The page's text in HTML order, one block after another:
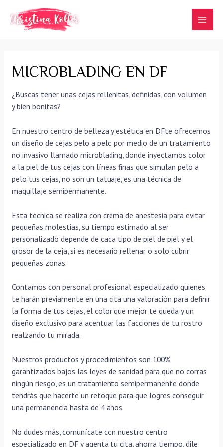
contenido
MICROBLADING EN DF
¿Buscas tener unas cejas rellenitas, definidas, con volumen
y bien bonitas?
En nuestro centro de belleza y estética en DFte ofrecemos
un diseño de cejas pelo a pelo por medio de un tratamiento
no invasivo llamado microblading, donde inyectamos color
a la piel de tus cejas con líneas finas que simulan pelo a
pelo tus cejas, no son un tatuaje, es una técnica de
maquillaje semipermanente.
Esta técnica se realiza con crema de anestesia para evitar
pequeñas molestias, su tiempo estimado al ser
personalizado depende de cada tipo de piel de piel y el
grosor de la ceja, si es necesario rellenar o solo cubrir
pequeñas zonas.
Contamos con personal profesional especializado quienes
te harán previamente en una cita una valoración para definir
la forma de tus cejas, el color que mejor te queda y un
diseño exclusivo para acentuar las facciones de tu rostro
realzando tu mirada.
Nuestros productos y procedimientos son 100%
garantizados bajos las leyes de sanidad para que no corras
ningún riesgo, es un tratamiento semipermanente donde
tendrás que hacerte un retoque para que logres conseguir
una permanencia hasta de 4 años.
No dudes más, comunícate con nuestro centro
especializado en DF y agenta tu cita, ahorra tiempo, dile